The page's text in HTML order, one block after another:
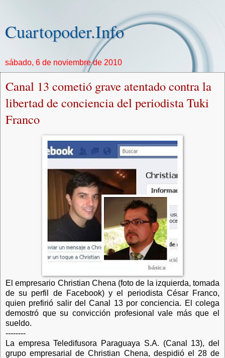
Cuartopoder.Info
sábado, 6 de noviembre de 2010
Canal 13 cometió grave atentado contra la
libertad de conciencia del periodista Tuki
Franco
El empresario Christian Chena (foto de la izquierda, tomada
de su perfil de Facebook) y el periodista César Franco,
quien prefirió salir del Canal 13 por conciencia. El colega
demostró que su convicción profesional vale más que el
sueldo.
--------
La empresa Teledifusora Paraguaya S.A. (Canal 13), del
grupo empresarial de Christian Chena, despidió el 28 de